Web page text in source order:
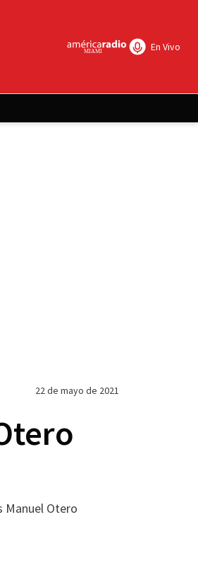
En Vivo
22 de mayo de 2021
Manuel Otero